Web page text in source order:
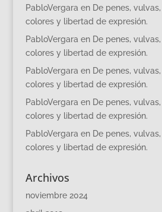
PabloVergara en De penes,
colores y libertad de expresión.
PabloVergara en De penes,
colores y libertad de expresión.
PabloVergara en De penes,
colores y libertad de expresión.
PabloVergara en De penes,
colores y libertad de expresión.
PabloVergara en De penes,
colores y libertad de expresión.
Archivos
noviembre 2024